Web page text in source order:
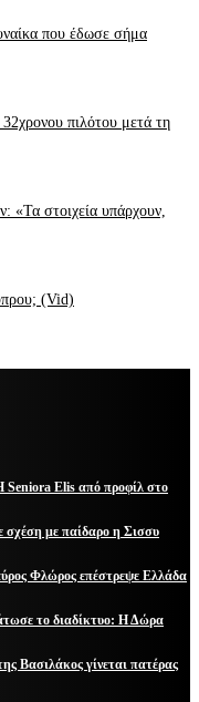
που έδωσε σήμα
πιλότου μετά τη
«Τα στοιχεία υπάρχουν,
(Vid)
Seniora Elis από προφίλ στο
σχέση με παίδαρο η Σισσυ
Φλώρος επέστρεψε Ελλάδα
το διαδίκτυο: Η Δώρα
Βασιλάκος γίνεται πατέρας